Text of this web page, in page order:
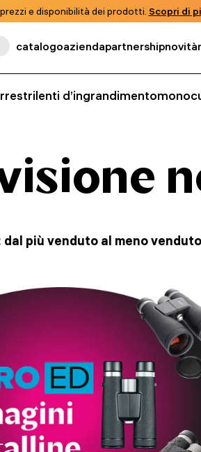
e disponibilità dei prodotti. Scopri di
catalogoaziendapartnershipnovità
lenti d’ingrandimento
più venduto al meno venduto